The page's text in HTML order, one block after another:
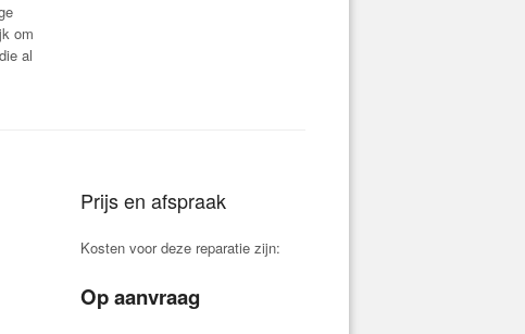
om
al
Prijs en afspraak
Kosten voor deze reparatie zijn:
Op aanvraag